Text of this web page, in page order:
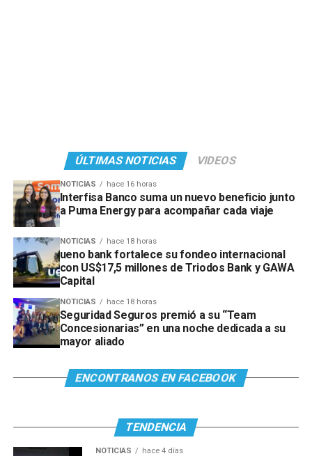
ÚLTIMAS NOTICIAS VIDEOS
NOTICIAS hace 16 horas
Interfisa Banco suma un nuevo beneficio junto
a Puma Energy para acompañar cada viaje
NOTICIAS hace 18 horas
ueno bank fortalece su fondeo internacional
con US$17,5 millones de Triodos Bank y GAWA
Capital
NOTICIAS hace 18 horas
Seguridad Seguros premió a su “Team
Concesionarias” en una noche dedicada a su
mayor aliado
ENCONTRANOS EN FACEBOOK
TENDENCIA
NOTICIAS hace 4 días